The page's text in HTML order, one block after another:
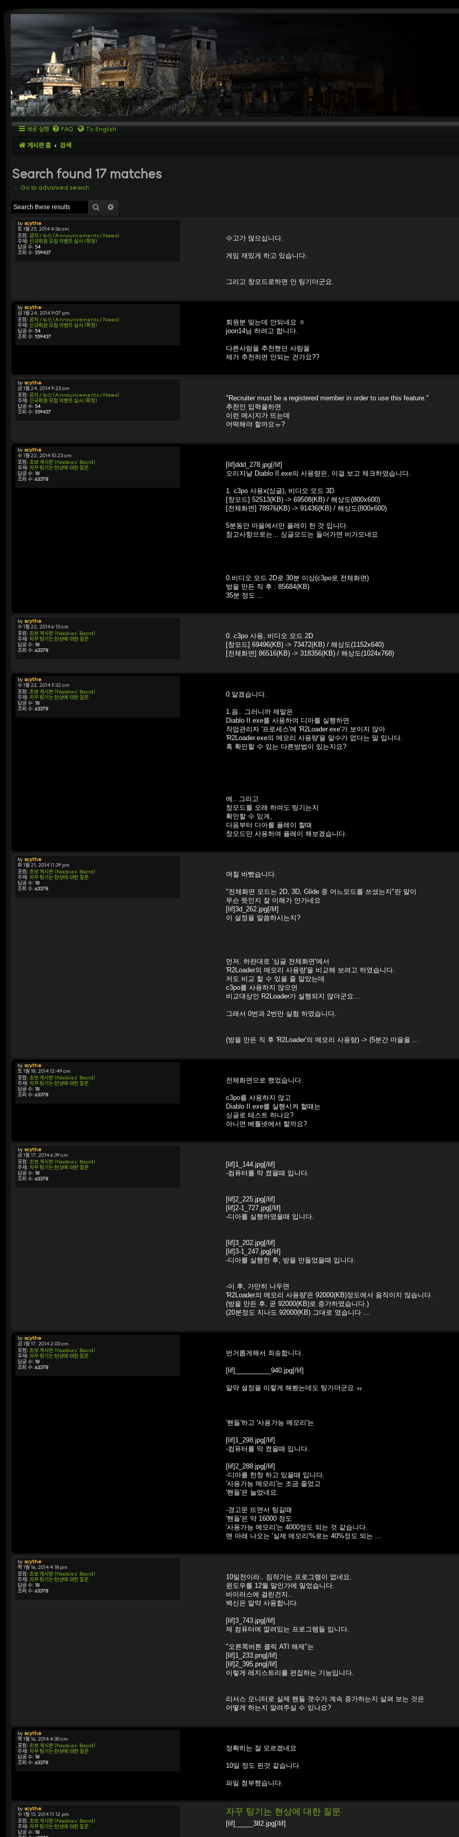
바로 실행 FAQ To English
게시판 홈 검색
Search found 17 matches
Go to advanced search
검색
by scythe
토 1월 25, 2014 4:36 am
포럼: 공지 / 뉴스 (Announcements / News)
주제: 신규회원 모집 이벤트 실시 (확정)
답글 수: 54
조회 수: 559437
수고가 많으십니다.
게임 재밌게 하고 있습니다.
그리고 창모드로하면 안 팅기더군요.
by scythe
금 1월 24, 2014 9:07 pm
포럼: 공지 / 뉴스 (Announcements / News)
주제: 신규회원 모집 이벤트 실시 (확정)
답글 수: 54
조회 수: 559437
회원분 맞는데 안되네요 ㅎ
joon14님 하려고 합니다.
다른사람을 추천했던 사람을
제가 추천하면 안되는 건가요??
by scythe
금 1월 24, 2014 9:23 am
포럼: 공지 / 뉴스 (Announcements / News)
주제: 신규회원 모집 이벤트 실시 (확정)
답글 수: 54
조회 수: 559437
"Recruiter must be a registered member in order to use this feature."
추천인 입력을하면
이런 메시지가 뜨는데
어떡해야 할까요ㅠ?
by scythe
수 1월 22, 2014 10:23 am
포럼: 초보 게시판 (Noobies' Board)
주제: 자꾸 팅기는 현상에 대한 질문
답글 수: 18
조회 수: 63378
[lif]ddd_278.jpg[/lif]
오리지날 Diablo II.exe의 사용량은, 이걸 보고 체크하였습니다.
1. c3po 사용x(싱글), 비디오 모드 3D
[창모드] 52513(KB) -> 69508(KB) / 해상도(800x600)
[전체화면] 78976(KB) -> 91436(KB) / 해상도(800x600)
5분동안 마을에서만 플레이 한 것 입니다.
참고사항으로는... 싱글모드는 들어가면 비가오네요
0.비디오 모드 2D로 30분 이상(c3po로 전체화면)
방을 만든 직 후 : 85684(KB)
35분 정도 ...
by scythe
수 1월 22, 2014 6:13 am
포럼: 초보 게시판 (Noobies' Board)
주제: 자꾸 팅기는 현상에 대한 질문
답글 수: 18
조회 수: 63378
0. c3po 사용, 비디오 모드 2D
[창모드] 69496(KB) -> 73472(KB) / 해상도(1152x640)
[전체화면] 86516(KB) -> 318356(KB) / 해상도(1024x768)
by scythe
수 1월 22, 2014 5:32 am
포럼: 초보 게시판 (Noobies' Board)
주제: 자꾸 팅기는 현상에 대한 질문
답글 수: 18
조회 수: 63378
0.알겠습니다.
1.음.. 그러니까 제말은
Diablo II.exe를 사용하여 디아를 실행하면
작업관리자 '프로세스'에 'R2Loader.exe'가 보이지 않아
'R2Loader.exe의 메모리 사용량'을 알수가 없다는 말 입니다.
혹 확인할 수 있는 다른방법이 있는지요?
에.. 그리고
창모드를 오래 하여도 팅기는지
확인할 수 있게,
다음부터 디아를 플레이 할때
창모드만 사용하여 플레이 해보겠습니다.
by scythe
화 1월 21, 2014 11:39 pm
포럼: 초보 게시판 (Noobies' Board)
주제: 자꾸 팅기는 현상에 대한 질문
답글 수: 18
조회 수: 63378
며칠 바빴습니다.
"전체화면 모드는 2D, 3D, Glide 중 어느모드를 쓰셨는지"란 말이
무슨 뜻인지 잘 이해가 안가네요
[lif]3d_262.jpg[/lif]
이 설정을 말씀하시는지?
먼저. 하란대로 '싱글 전체화면'에서
'R2Loader의 메모리 사용량'을 비교해 보려고 하였습니다.
저도 비교 할 수 있을 줄 알았는데
c3po를 사용하지 않으면
비교대상인 R2Loader가 실행되지 않더군요...
그래서 0번과 2번만 실험 하였습니다.
(방을 만든 직 후 'R2Loader'의 메모리 사용량) -> (5분간 마을을 ...
by scythe
토 1월 18, 2014 12:49 am
포럼: 초보 게시판 (Noobies' Board)
주제: 자꾸 팅기는 현상에 대한 질문
답글 수: 18
조회 수: 63378
전체화면으로 했었습니다.
c3po를 사용하지 않고
Diablo II.exe를 실행시켜 할때는
싱글로 테스트 하나요?
아니면 베틀넷에서 할까요?
by scythe
금 1월 17, 2014 6:39 am
포럼: 초보 게시판 (Noobies' Board)
주제: 자꾸 팅기는 현상에 대한 질문
답글 수: 18
조회 수: 63378
[lif]1_144.jpg[/lif]
-컴퓨터를 막 켰을때 입니다.
[lif]2_225.jpg[/lif]
[lif]2-1_727.jpg[/lif]
-디아를 실행하였을때 입니다.
[lif]3_202.jpg[/lif]
[lif]3-1_247.jpg[/lif]
-디아를 실행한 후, 방을 만들었을때 입니다.
-이 후, 가만히 나두면
'R2Loader의 메모리 사용량'은 92000(KB)정도에서 움직이지 않습니다.
(방을 만든 후, 곧 92000(KB)로 증가하였습니다.)
(20분정도 지나도 92000(KB) 그대로 였습니다 ...
by scythe
금 1월 17, 2014 2:03 am
포럼: 초보 게시판 (Noobies' Board)
주제: 자꾸 팅기는 현상에 대한 질문
답글 수: 18
조회 수: 63378
번거롭게해서 죄송합니다.
[lif]__________940.jpg[/lif]
알약 설정을 이렇게 해봤는데도 팅기더군요 ㅠ
'핸들'하고 '사용가능 메모리'는
[lif]1_298.jpg[/lif]
-컴퓨터를 막 켰을때 입니다.
[lif]2_288.jpg[/lif]
-디아를 한창 하고 있을때 입니다.
'사용가능 메모리'는 조금 줄었고
'핸들'은 늘었네요.
-경고문 뜨면서 팅길때
'핸들'은 약 16000 정도
'사용가능 메모리'는 4000정도 되는 것 같습니다.
맨 아래 나오는 '실제 메모리'%로는 40%정도 되는 ...
by scythe
목 1월 16, 2014 4:18 pm
포럼: 초보 게시판 (Noobies' Board)
주제: 자꾸 팅기는 현상에 대한 질문
답글 수: 18
조회 수: 63378
10일전이라.. 짐작가는 프로그램이 없네요.
윈도우를 12월 말인가에 밀었습니다.
바이러스에 걸린건지..
백신은 알약 사용합니다.
[lif]3_743.jpg[/lif]
제 컴퓨터에 깔려있는 프로그램들 입니다.
"오른쪽버튼 클릭 ATI 해제"는
[lif]1_233.png[/lif]
[lif]2_395.png[/lif]
이렇게 레지스트리를 편집하는 기능입니다.
리서스 모니터로 실제 핸들 갯수가 계속 증가하는지 살펴 보는 것은
어떻게 하는지 알려주실 수 있나요?
by scythe
목 1월 16, 2014 4:30 am
포럼: 초보 게시판 (Noobies' Board)
주제: 자꾸 팅기는 현상에 대한 질문
답글 수: 18
조회 수: 63378
정확히는 잘 모르겠네요
10일 정도 된것 같습니다
파일 첨부했습니다.
by scythe
수 1월 15, 2014 11:12 pm
포럼: 초보 게시판 (Noobies' Board)
주제: 자꾸 팅기는 현상에 대한 질문
답글 수: 18
자꾸 팅기는 현상에 대한 질문
[lif]_____382.jpg[/lif]